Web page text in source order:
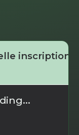
inscription